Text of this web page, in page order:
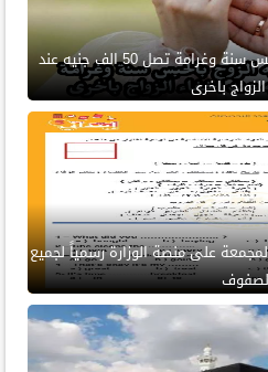
قانون جديد بمعاقبه الزوج بالحبس سنة وغرامة تصل 50 الف جنيه عند
باخرى
على منصة الوزارة رسمياً لجميع